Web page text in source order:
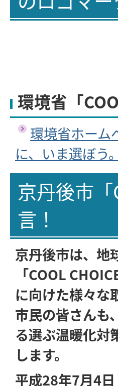
環境省「
環境省ホーム
に、いま選ぼう
京丹後市「
言！
京丹後市は、地
「COOL
に向けた様々な
市民の皆さんも
る選ぶ温暖化対
します。
平成28年7月4日